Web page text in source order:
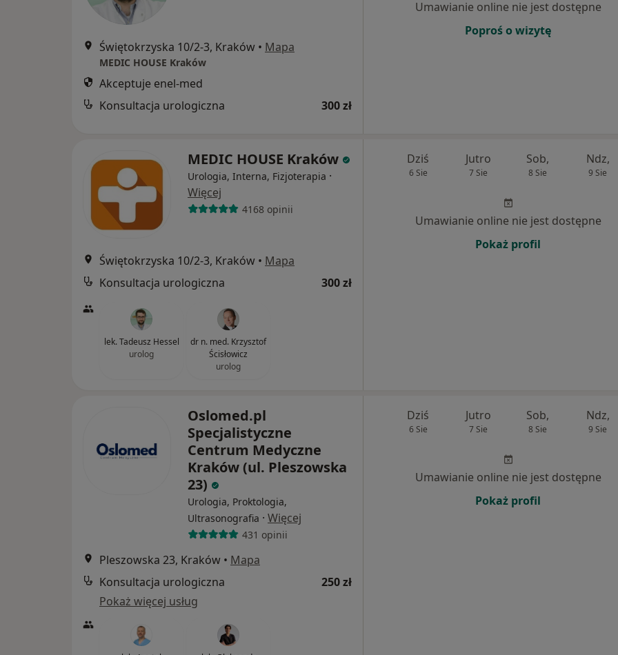
Świętokrzyska 10/2-3, Kraków • Mapa
MEDIC HOUSE Kraków
Akceptuje enel-med
Konsultacja urologiczna
300 zł
Umawianie online nie jest dostępne
Poproś o wizytę
MEDIC HOUSE Kraków
Urologia, Interna, Fizjoterapia ·
Więcej
4168 opinii
Świętokrzyska 10/2-3, Kraków • Mapa
Konsultacja urologiczna
300 zł
lek. Tadeusz Hessel
urolog
dr n. med. Krzysztof
Ścisłowicz
urolog
Dziś
6 Sie
Jutro
7 Sie
Sob,
8 Sie
Ndz,
9 Sie
Umawianie online nie jest dostępne
Pokaż profil
Oslomed.pl
Specjalistyczne
Centrum Medyczne
Kraków (ul. Pleszowska
23)
Urologia, Proktologia,
Ultrasonografia · Więcej
431 opinii
Pleszowska 23, Kraków • Mapa
Konsultacja urologiczna
250 zł
Pokaż więcej usług
Dziś
6 Sie
Jutro
7 Sie
Sob,
8 Sie
Ndz,
9 Sie
Umawianie online nie jest dostępne
Pokaż profil